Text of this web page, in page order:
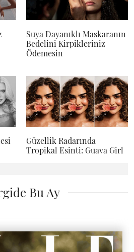
Suya Dayanıklı Maskaranın
Bedelini Kirpikleriniz
Ödemesin
Güzellik Radarında
Tropikal Esinti: Guava Girl
Bu Ay